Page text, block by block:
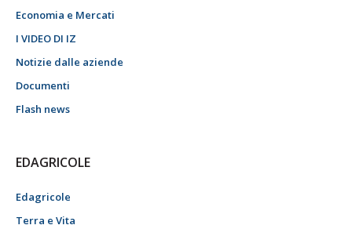
Economia e Mercati
I VIDEO DI IZ
Notizie dalle aziende
Documenti
Flash news
EDAGRICOLE
Edagricole
Terra e Vita